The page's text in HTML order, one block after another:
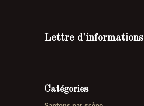
Lettre d'informations
Catégories